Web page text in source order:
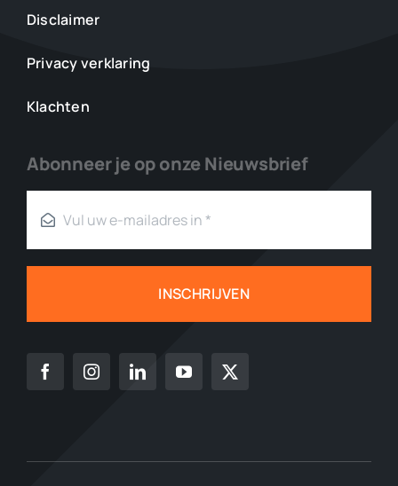
Disclaimer
Privacy verklaring
Klachten
Abonneer je op onze Nieuwsbrief
INSCHRIJVEN